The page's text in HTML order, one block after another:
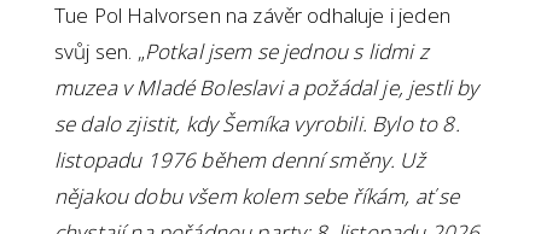
Tue Pol Halvorsen na závěr odhaluje i jeden
svůj sen. „Potkal jsem se jednou s lidmi z
muzea v Mladé Boleslavi a požádal je, jestli by
se dalo zjistit, kdy Šemíka vyrobili. Bylo to 8.
listopadu 1976 během denní směny. Už
nějakou dobu všem kolem sebe říkám, ať se